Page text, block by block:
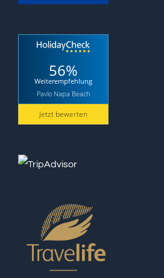
56%
Weiterempfehlung
Pavlo Napa Beach
Jetzt bewerten